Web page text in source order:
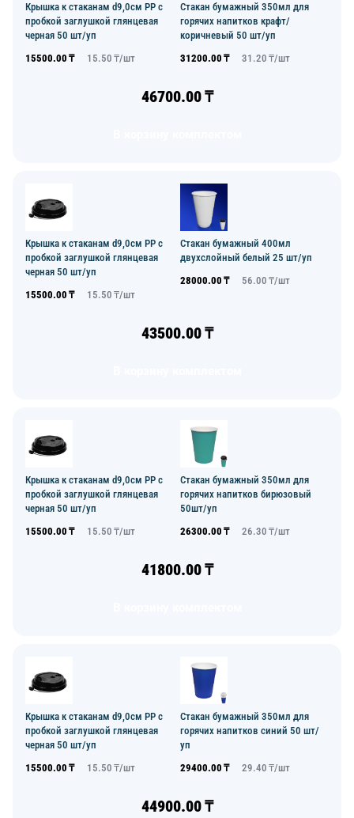
Крышка к стаканам d9,0см PP с
пробкой заглушкой глянцевая
черная 50 шт/уп
15500.00 ₸ 15.50 ₸/шт
Стакан бумажный 350мл для
горячих напитков крафт/
коричневый 50 шт/уп
31200.00 ₸ 31.20 ₸/шт
46700.00₸
Крышка к стаканам d9,0см PP с
пробкой заглушкой глянцевая
черная 50 шт/уп
15500.00 ₸ 15.50 ₸/шт
Стакан бумажный 400мл
двухслойный белый 25 шт/уп
28000.00 ₸ 56.00 ₸/шт
43500.00₸
Крышка к стаканам d9,0см PP с
пробкой заглушкой глянцевая
черная 50 шт/уп
15500.00 ₸ 15.50 ₸/шт
Стакан бумажный 350мл для
горячих напитков бирюзовый
50шт/уп
26300.00 ₸ 26.30 ₸/шт
41800.00₸
Крышка к стаканам d9,0см PP с
пробкой заглушкой глянцевая
черная 50 шт/уп
15500.00 ₸ 15.50 ₸/шт
Стакан бумажный 350мл для
горячих напитков синий 50 шт/
уп
29400.00 ₸ 29.40 ₸/шт
44900.00₸